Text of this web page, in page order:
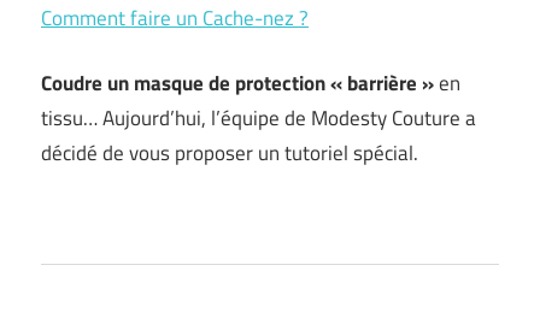
Comment faire un Cache-nez ?
Coudre un masque de protection « barrière »en
tissu… Aujourd’hui, l’équipe de Modesty Couture a
décidé de vous proposer un tutoriel spécial.